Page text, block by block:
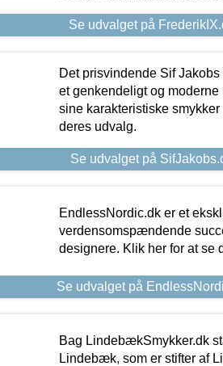
Se udvalget på
Det prisvindende Sif
et genkendeligt og
sine karakteristiske
deres udvalg.
Se udvalget på
EndlessNordic.dk er et
verdensomspændende
designere. Klik her for at se
Se udvalget på
Bag LindebækSmykker.dk
Lindebæk, som er stifter af